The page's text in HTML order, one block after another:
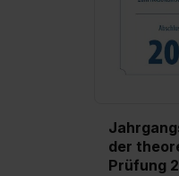
der
Prüfung